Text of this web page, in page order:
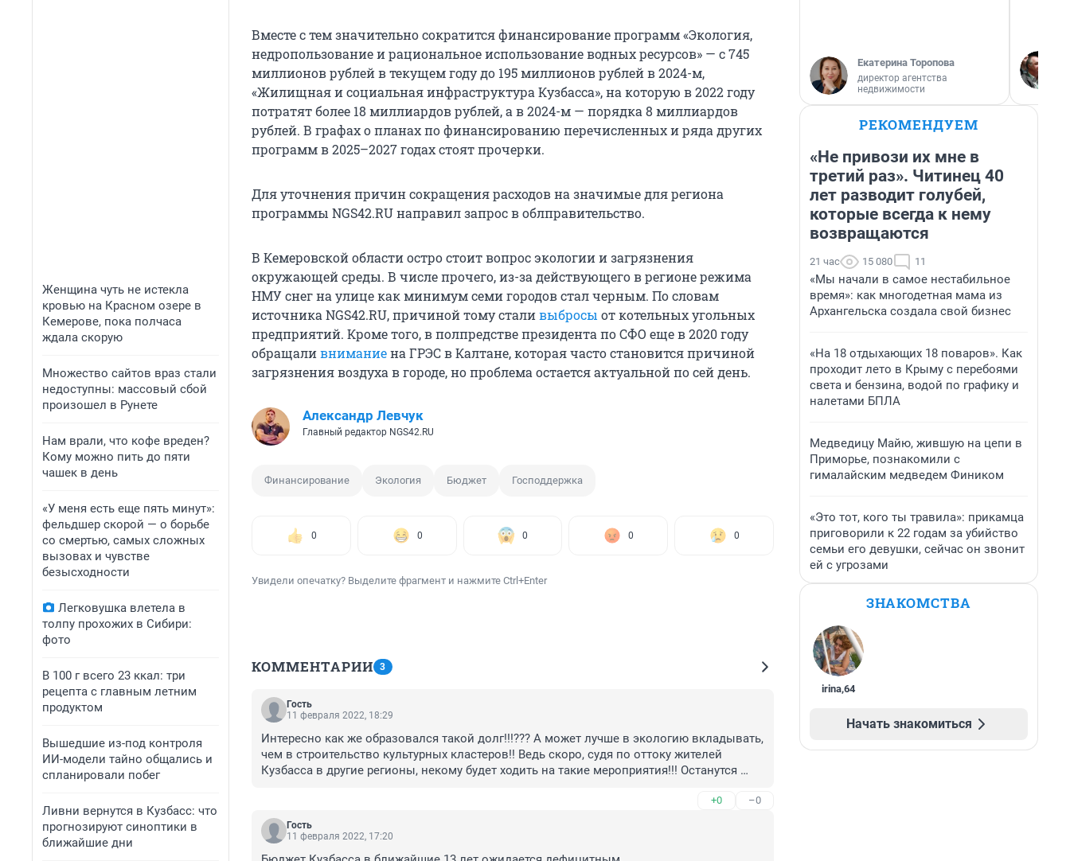
Женщина чуть не истекла
кровью на Красном озере в
Кемерове, пока полчаса
ждала скорую
Множество сайтов враз стали
недоступны: массовый сбой
произошел в Рунете
Нам врали, что кофе вреден?
Кому можно пить до пяти
чашек в день
«У меня есть еще пять минут»:
фельдшер скорой — о борьбе
со смертью, самых сложных
вызовах и чувстве
безысходности
Легковушка влетела в
толпу прохожих в Сибири:
фото
В 100 г всего 23 ккал: три
рецепта с главным летним
продуктом
Вышедшие из-под контроля
ИИ-модели тайно общались и
спланировали побег
Ливни вернутся в Кузбасс: что
прогнозируют синоптики в
ближайшие дни
Вместе с тем значительно сократится финансирование программ «Экология,
недропользование и рациональное использование водных ресурсов» — с 745
миллионов рублей в текущем году до 195 миллионов рублей в 2024-м,
«Жилищная и социальная инфраструктура Кузбасса», на которую в 2022 году
потратят более 18 миллиардов рублей, а в 2024-м — порядка 8 миллиардов
рублей. В графах о планах по финансированию перечисленных и ряда других
программ в 2025–2027 годах стоят прочерки.
Для уточнения причин сокращения расходов на значимые для региона
программы NGS42.RU направил запрос в облправительство.
В Кемеровской области остро стоит вопрос экологии и загрязнения
окружающей среды. В числе прочего, из-за действующего в регионе режима
НМУ снег на улице как минимум семи городов стал черным. По словам
источника NGS42.RU, причиной тому сталивыбросы от котельных угольных
предприятий. Кроме того, в полпредстве президента по СФО еще в 2020 году
обращаливниманиена ГРЭС в Калтане, которая часто становится причиной
загрязнения воздуха в городе, но проблема остается актуальной по сей день.
Александр Левчук
Главный редактор NGS42.RU
Финансирование Экология Бюджет Господдержка
0 0 0 0 0
Увидели опечатку? Выделите фрагмент и нажмите Ctrl+Enter
КОММЕНТАРИИ 3
Гость
11 февраля 2022, 18:29
Интересно как же образовался такой долг!!!??? А может лучше в экологию вкладывать,
чем в строительство культурных кластеров!! Ведь скоро, судя по оттоку жителей
Кузбасса в другие регионы, некому будет ходить на такие мероприятия!!! Останутся
+0 –0
Гость
11 февраля 2022, 17:20
Екатерина Торопова
директор агентства
недвижимости
РЕКОМЕНДУЕМ
«Не привози их мне в
третий раз». Читинец 40
лет разводит голубей,
которые всегда к нему
возвращаются
21 час 15 080 11
«Мы начали в самое нестабильное
время»: как многодетная мама из
Архангельска создала свой бизнес
«На 18 отдыхающих 18 поваров». Как
проходит лето в Крыму с перебоями
света и бензина, водой по графику и
налетами БПЛА
Медведицу Майю, жившую на цепи в
Приморье, познакомили с
гималайским медведем Фиником
«Это тот, кого ты травила»: прикамца
приговорили к 22 годам за убийство
семьи его девушки, сейчас он звонит
ей с угрозами
ЗНАКОМСТВА
irina,64
Начать знакомиться